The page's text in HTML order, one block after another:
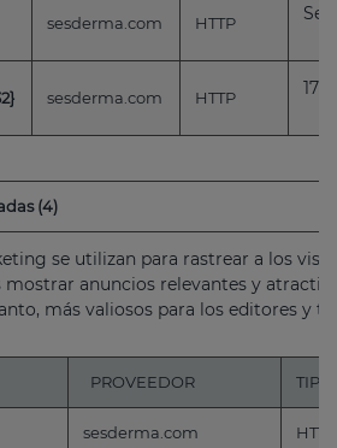
sesderma.com HTTP
sesderma.com HTTP 179
(4)
se utilizan para rastrear a los
mostrar anuncios relevantes y
más valiosos para los editores y
PROVEEDOR TIPO
sesderma.com HTTP